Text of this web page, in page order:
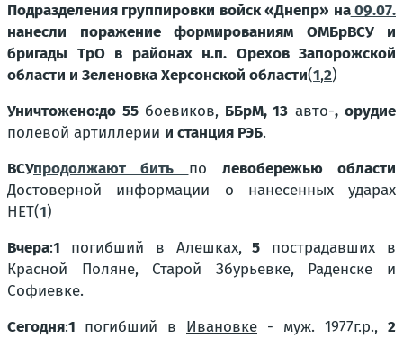
Подразделения группировки войск «Днепр» на 09.07.
нанесли поражение формированиям
ОМБрВСУ и
бригады ТрО в районах н.п. Орехов Запорожской
области и Зеленовка Херсонской области(1,2)
Уничтожено:до 55 боевиков,ББрМ, 13 авто-, орудие
полевой артиллерии и станция РЭБ.
ВСУпродолжают бить по левобережью области
Достоверной информации о нанесенных ударах
НЕТ(1)
Вчера:1 погибший в Алешках,5 пострадавших в
Красной Поляне, Старой Збурьевке, Раденске и
Софиевке.
Сегодня:1 погибший в Ивановке - муж. 1977г.р., 2